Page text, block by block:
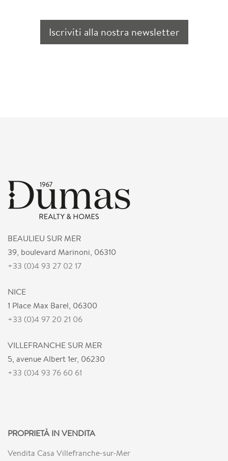
Iscriviti alla nostra newsletter
BEAULIEU SUR MER
39, boulevard Marinoni, 06310
+33 (0)4 93 27 02 17
NICE
1 Place Max Barel, 06300
+33 (0)4 97 20 21 06
VILLEFRANCHE SUR MER
5, avenue Albert 1er, 06230
+33 (0)4 93 76 60 61
PROPRIETÀ IN VENDITA
Vendita Casa Villefranche-sur-Mer